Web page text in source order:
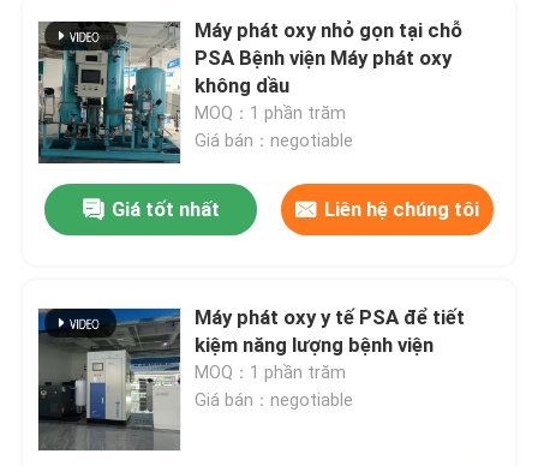
Máy phát oxy nhỏ gọn tại chỗ
PSA Bệnh viện Máy phát oxy
không dầu
MOQ：1 phần trăm
Giá bán：negotiable
Giá tốt nhất Liên hệ chúng tôi
Máy phát oxy y tế PSA để tiết
kiệm năng lượng bệnh viện
MOQ：1 phần trăm
Giá bán：negotiable